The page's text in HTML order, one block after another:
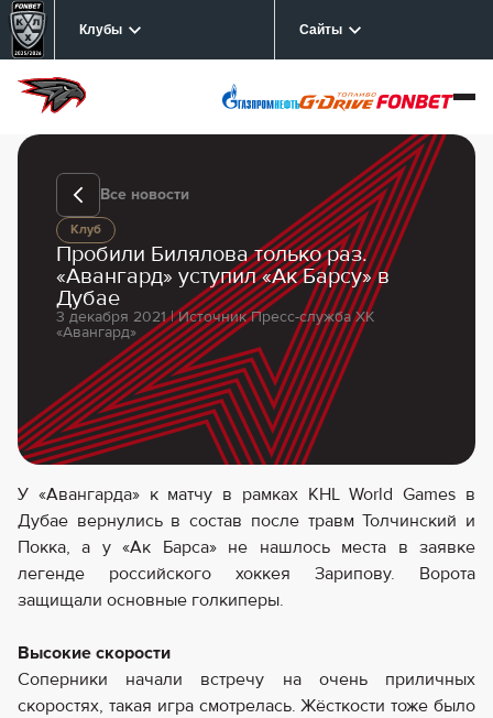
Клубы Сайты
Все новости
Клуб
Пробили Билялова только раз.
«Авангард» уступил «Ак Барсу» в
Дубае
3 декабря 2021 | Источник Пресс-служба ХК
«Авангард»
У «Авангарда» к матчу в рамках KHL World Games в
Дубае вернулись в состав после травм Толчинский и
Покка, а у «Ак Барса» не нашлось места в заявке
легенде российского хоккея Зарипову. Ворота
защищали основные голкиперы.
Высокие скорости
Соперники начали встречу на очень приличных
скоростях, такая игра смотрелась. Жёсткости тоже было